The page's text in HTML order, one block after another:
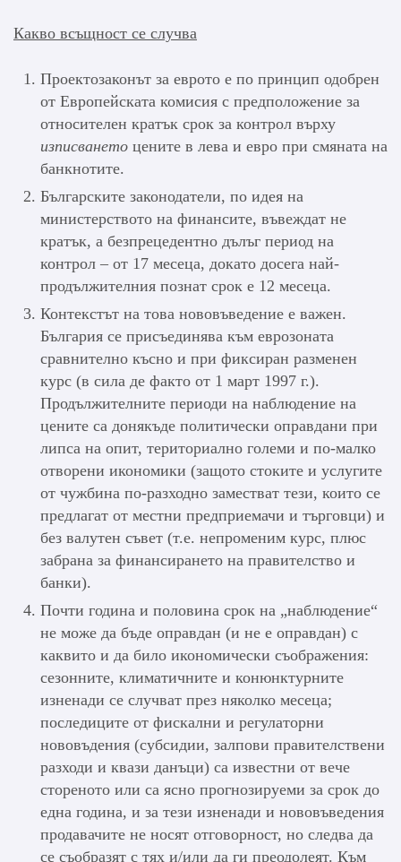
Какво всъщност се случва
Проектозаконът за еврото е по принцип одобрен
от Европейската комисия с предположение за
относителен кратък срок за контрол върху
изписването цените в лева и евро при смяната на
банкнотите.
Българските законодатели, по идея на
министерството на финансите, въвеждат не
кратък, а безпрецедентно дълъг период на
контрол – от 17 месеца, докато досега най-
продължителния познат срок е 12 месеца.
Контекстът на това нововъведение е важен.
България се присъединява към еврозоната
сравнително късно и при фиксиран разменен
курс (в сила де факто от 1 март 1997 г.).
Продължителните периоди на наблюдение на
цените са донякъде политически оправдани при
липса на опит, териториално големи и по-малко
отворени икономики (защото стоките и услугите
от чужбина по-разходно заместват тези, които се
предлагат от местни предприемачи и търговци) и
без валутен съвет (т.е. непроменим курс, плюс
забрана за финансирането на правителство и
банки).
Почти година и половина срок на „наблюдение“
не може да бъде оправдан (и не е оправдан) с
каквито и да било икономически съображения:
сезонните, климатичните и конюнктурните
изненади се случват през няколко месеца;
последиците от фискални и регулаторни
нововъдения (субсидии, залпови правителствени
разходи и квази данъци) са известни от вече
стореното или са ясно прогнозируеми за срок до
една година, и за тези изненади и нововъведения
продавачите не носят отговорност, но следва да
се съобразят с тях и/или да ги преодолеят. Към